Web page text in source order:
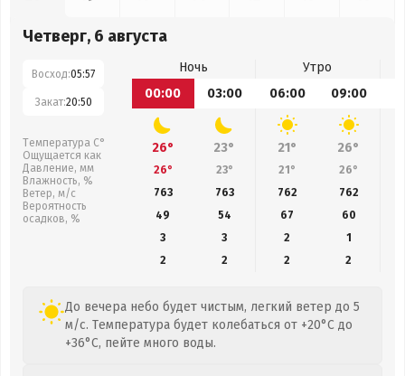
Четверг, 6 августа
Восход:05:57
Закат:20:50
Температура С°
Ощущается как
Давление, мм
Влажность, %
Ветер, м/с
Вероятность
осадков, %
Ночь
Утро
00:00
03:00 06:00 09:00
26° 23° 21° 26°
26° 23° 21° 26°
763
763 762 762
49
54 67
60
3
3 2
1
2
2 2 2
До вечера небо будет чистым, легкий ветер до 5
м/с. Температура будет колебаться от +20°C до
+36°C, пейте много воды.